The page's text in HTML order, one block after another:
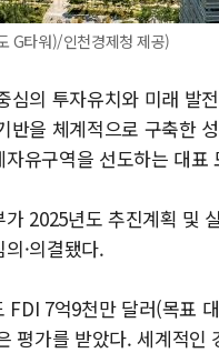
G타워)/인천경제청 제공)
심의 투자유치와 미래 발
반을 체계적으로 구축한
유구역을 선도하는 대
2025년도 추진계획 및
·의결됐다.
FDI 7억9천만 달러(목표
평가를 받았다. 세계적